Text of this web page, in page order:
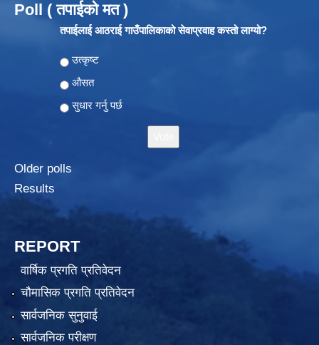
Poll ( तपाईको मत )
तपाईलाई आठराई गाउँपालिकाको सेवाप्रवाह कस्तो लाग्यो?
Choices
उत्कृष्ट
औसत
सुधार गर्नु पर्छ
Older polls
Results
REPORT
वार्षिक प्रगति प्रतिवेदन
चौमासिक प्रगति प्रतिवेदन
सार्वजनिक सुनुवाई
सार्वजनिक परीक्षण